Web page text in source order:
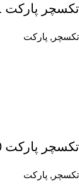
تکسچر پارکت 031
تکسچر , پارکت
تکسچر پارکت 030
تکسچر , پارکت